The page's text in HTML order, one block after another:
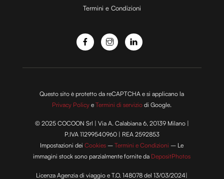
o
Termini e Condizioni
Questo sito è protetto da reCAPTCHA e si applicano la
Privacy Policy eTermini di servizio di Google.
© 2025 COCOON Srl | Via A. Calabiana 6, 20139 Milano |
P.IVA 11299540960 | REA 2592853
Impostazioni deiCookies –Termini e Condizioni – Le
immagini stock sono parzialmente fornite da DepositPhotos
Licenza Agenzia di viaggio e T.O. 148078 del 13/03/2024|